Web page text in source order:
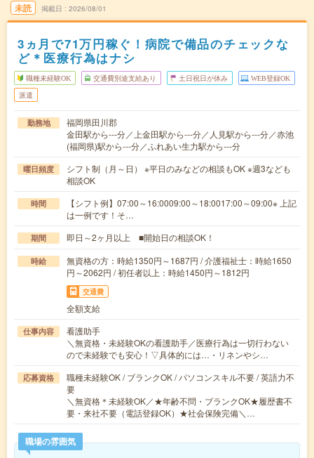
未読 掲載日 2026/08/01
3ヵ月で71万円稼ぐ！病院で備品のチェックな
ど＊医療行為はナシ
職種未経験OK 交通費別途支給あり 土日祝日が休み WEB登録OK
派遣
勤務地
福岡県田川郡
金田駅から---分／上金田駅から---分／人見駅から---分／赤池
(福岡県)駅から---分／ふれあい生力駅から---分
曜日頻度
シフト制（月～日） ※平日のみなどの相談もOK ※週3なども
相談OK
時間
【シフト例】07:00～16:0009:00～18:0017:00～09:00※ 上記
は一例です！そ…
期間 即日～2ヶ月以上 ■開始日の相談OK！
時給
無資格の方：時給1350円～1687円 / 介護福祉士：時給1650
円～2062円 / 初任者以上：時給1450円～1812円
交通費
全額支給
仕事内容
看護助手
＼無資格・未経験OKの看護助手／医療行為は一切行わない
ので未経験でも安心！▽具体的には…・リネンやシ…
応募資格
職種未経験OK / ブランクOK / パソコンスキル不要 / 英語力不
要
＼無資格＊未経験OK／★年齢不問・ブランクOK★履歴書不
要・来社不要（電話登録OK）★社会保険完備＼…
職場の雰囲気